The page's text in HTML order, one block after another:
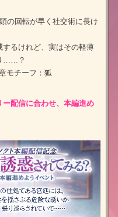
の回転が早く社交術に長け
るけれど、実はその軽薄
……？
モチーフ：狐
配信に合わせ、本編進め